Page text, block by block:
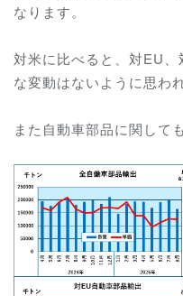
なります。
対米に比べると、対EU
な変動はないように思わ
また自動車部品に関して